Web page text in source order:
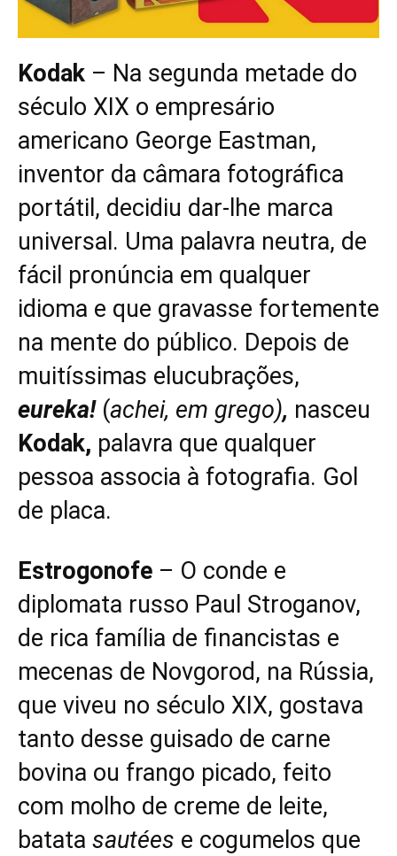
Kodak – Na segunda metade do
século XIX o empresário
americano George Eastman,
inventor da câmara fotográfica
portátil, decidiu dar-lhe marca
universal. Uma palavra neutra, de
fácil pronúncia em qualquer
idioma e que gravasse fortemente
na mente do público. Depois de
muitíssimas elucubrações,
eureka!(achei, em grego), nasceu
Kodak, palavra que qualquer
pessoa associa à fotografia. Gol
de placa.
Estrogonofe – O conde e
diplomata russo Paul Stroganov,
de rica família de financistas e
mecenas de Novgorod, na Rússia,
que viveu no século XIX, gostava
tanto desse guisado de carne
bovina ou frango picado, feito
com molho de creme de leite,
batata sautées e cogumelos que